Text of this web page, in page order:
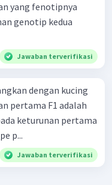
yang fenotipnya
genotip kedua
Jawaban terverifikasi
dengan kucing
pertama F1 adalah
keturunan pertama
p...
Jawaban terverifikasi